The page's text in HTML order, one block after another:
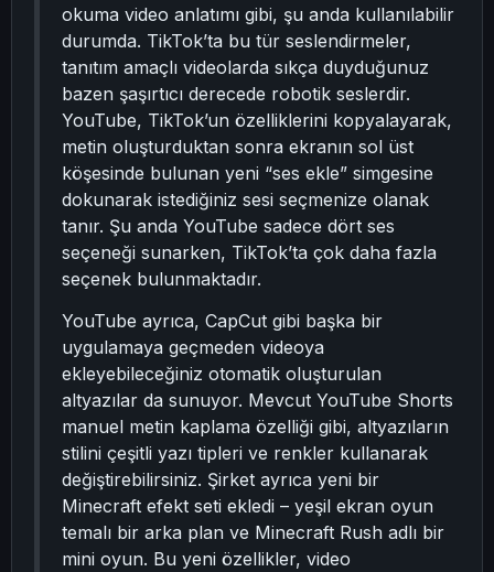
okuma video anlatımı gibi, şu anda kullanılabilir
durumda. TikTok’ta bu tür seslendirmeler,
tanıtım amaçlı videolarda sıkça duyduğunuz
bazen şaşırtıcı derecede robotik seslerdir.
YouTube, TikTok’un özelliklerini kopyalayarak,
metin oluşturduktan sonra ekranın sol üst
köşesinde bulunan yeni “ses ekle” simgesine
dokunarak istediğiniz sesi seçmenize olanak
tanır. Şu anda YouTube sadece dört ses
seçeneği sunarken, TikTok’ta çok daha fazla
seçenek bulunmaktadır.
YouTube ayrıca, CapCut gibi başka bir
uygulamaya geçmeden videoya
ekleyebileceğiniz otomatik oluşturulan
altyazılar da sunuyor. Mevcut YouTube Shorts
manuel metin kaplama özelliği gibi, altyazıların
stilini çeşitli yazı tipleri ve renkler kullanarak
değiştirebilirsiniz. Şirket ayrıca yeni bir
Minecraft efekt seti ekledi – yeşil ekran oyun
temalı bir arka plan ve Minecraft Rush adlı bir
mini oyun. Bu yeni özellikler, video